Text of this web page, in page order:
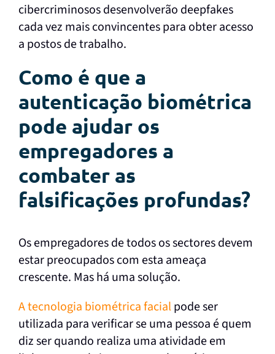
cibercriminosos desenvolverão deepfakes
cada vez mais convincentes para obter acesso
a postos de trabalho.
Como é que a
autenticação biométrica
pode ajudar os
empregadores a
combater as
falsificações profundas?
Os empregadores de todos os sectores devem
estar preocupados com esta ameaça
crescente. Mas há uma solução.
A tecnologia biométrica facialpode ser
utilizada para verificar se uma pessoa é quem
diz ser quando realiza uma atividade em